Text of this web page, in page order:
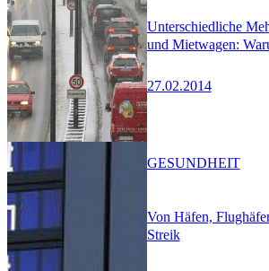
Unterschiedliche
und Mietwagen:
27.02.2014
Von Häfen,
Streik
GESUNDHEIT